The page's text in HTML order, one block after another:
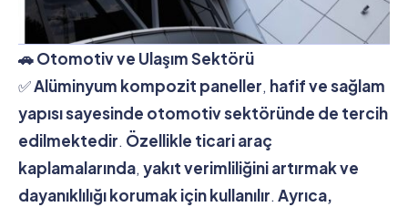
🚗 Otomotiv ve Ulaşım Sektörü
✅Alüminyum kompozit paneller, hafif ve sağlam
yapısı sayesinde otomotiv sektöründe de tercih
edilmektedir. Özellikle ticari araç
kaplamalarında, yakıt verimliliğini artırmak ve
dayanıklılığı korumak için kullanılır. Ayrıca,